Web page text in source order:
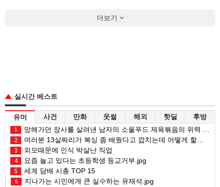
더보기
실시간 베스트
유머 사건 만화 웃썰 해외 핫딜 후방
1 망해가던 장사를 살려낸 남자의 소울푸드 제육볶음의 위력 ㅋㅋ
2 여러분 13살짜리가 복싱 좀 배웠다고 깝치는데 어떻게 할까요?
3 외모때문에 인식 박살난 직업
4 요즘 늘고 있다는 초등학생 등교거부.jpg
5 세계 담배 시총 TOP 15
6 지나가는 시민에게 큰 실수하는 유재석.jpg